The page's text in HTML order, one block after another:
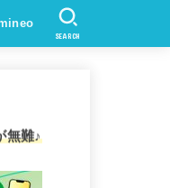
SEARCH
無難♪